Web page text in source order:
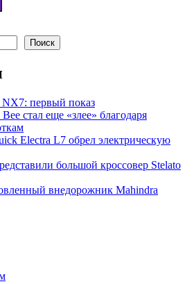
Поиск
NX7: первый показ
стал еще «злее» благодаря
Electra L7 обрел электрическую
большой кроссовер Stelato
внедорожник Mahindra